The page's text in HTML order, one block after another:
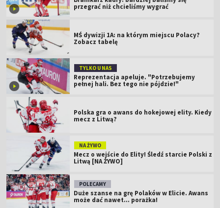
przegrać niż chcieliśmy wygrać
MŚ dywizji 1A: na którym miejscu Polacy?
Zobacz tabelę
TYLKO U NAS
Reprezentacja apeluje. "Potrzebujemy
pełnej hali. Bez tego nie pójdzie!"
Polska gra o awans do hokejowej elity. Kiedy
mecz z Litwą?
NA ŻYWO
Mecz o wejście do Elity! Śledź starcie Polski z
Litwą [NA ŻYWO]
POLECAMY
Duże szanse na grę Polaków w Elicie. Awans
może dać nawet... porażka!